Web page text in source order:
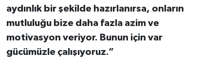
aydınlık bir şekilde hazırlanırsa, onların
mutluluğu bize daha fazla azim ve
motivasyon veriyor. Bunun için var
gücümüzle çalışıyoruz.”